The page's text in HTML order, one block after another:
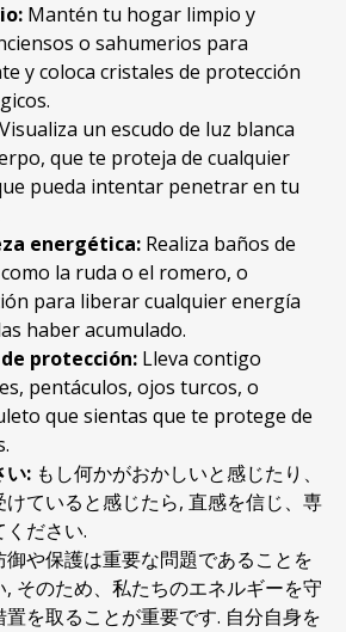
: Mantén tu hogar limpio y
o sahumerios para
y coloca cristales de protección
.
Visualiza un escudo de luz blanca
, que te proteja de cualquier
pueda intentar penetrar en tu
energética: Realiza baños de
la ruda o el romero, o
para liberar cualquier energía
haber acumulado.
protección: Lleva contigo
, pentáculos, ojos turcos, o
que sientas que te protege de
.
い: もし何かがおかしいと感じたり、
ていると感じたら, 直感を信じ、専
ださい.
や保護は重要な問題であることを
そのため、私たちのエネルギーを守
を取ることが重要です. 自分自身を